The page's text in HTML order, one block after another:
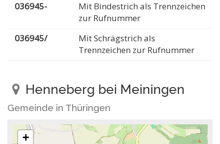
036945-
Mit Bindestrich als Trennzeichen
zur Rufnummer
036945/
Mit Schrägstrich als
Trennzeichen zur Rufnummer
Henneberg bei Meiningen
Gemeinde in Thüringen
+